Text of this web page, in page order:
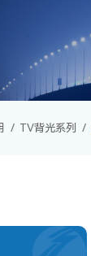
TV背光系列